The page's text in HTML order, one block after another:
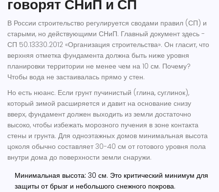
говорят СНиП и СП
В России строительство регулируется сводами правил (СП) и
старыми, но действующими СНиП. Главный документ здесь -
СП 50.13330.2012 «Организация строительства». Он гласит, что
верхняя отметка фундамента должна быть ниже уровня
планировки территории не менее чем на 10 см. Почему?
Чтобы вода не застаивалась прямо у стен.
Но есть нюанс. Если грунт пучинистый (глина, суглинок),
который зимой расширяется и давит на основание снизу
вверх, фундамент должен выходить из земли достаточно
высоко, чтобы избежать морозного пучения в зоне контакта
стены и грунта. Для одноэтажных домов минимальная высота
цоколя обычно составляет 30-40 см от готового уровня пола
внутри дома до поверхности земли снаружи.
Минимальная высота: 30 см. Это критический минимум для
защиты от брызг и небольшого снежного покрова.